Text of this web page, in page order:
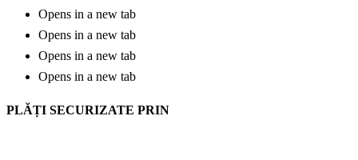
Opens in a new tab
Opens in a new tab
Opens in a new tab
Opens in a new tab
PLĂȚI SECURIZATE PRIN